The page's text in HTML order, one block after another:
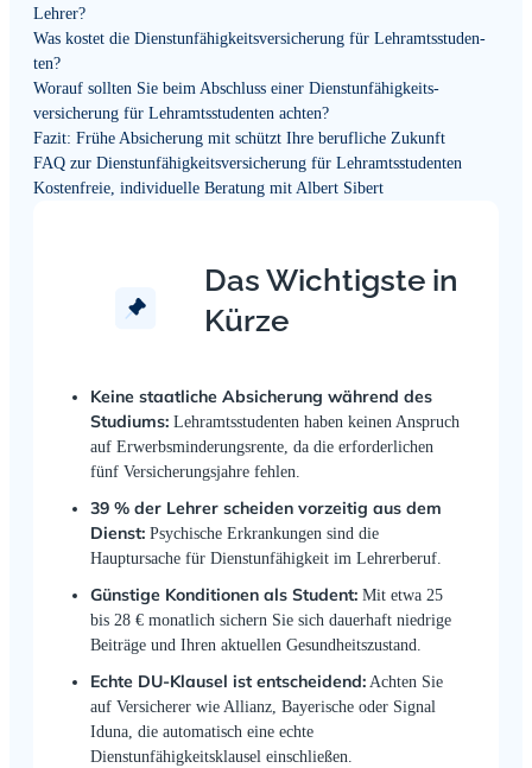
Lehrer?
Was kostet die Dienst­unfähig­keits­versicher­ung für Lehr­amts­studen­
ten?
Worauf sollten Sie beim Abschluss einer Dienst­unfähig­keits­
versicher­ung für Lehramtsstudenten achten?
Fazit: Frühe Absicherung mit schützt Ihre berufliche Zukunft
FAQ zur Dienst­unfähig­keits­versicher­ung für Lehr­amts­studen­ten
Kostenfreie, individuelle Beratung mit Albert Sibert
Das Wichtigste in
Kürze
Keine staatliche Absicherung während des
Studiums: Lehramtsstudenten haben keinen Anspruch
auf Erwerbsminderungsrente, da die erforderlichen
fünf Versicherungsjahre fehlen.
39 % der Lehrer scheiden vorzeitig aus dem
Dienst: Psychische Erkrankungen sind die
Hauptursache für Dienstunfähigkeit im Lehrerberuf.
Günstige Konditionen als Student: Mit etwa 25
bis 28 € monatlich sichern Sie sich dauerhaft niedrige
Beiträge und Ihren aktuellen Gesundheitszustand.
Echte DU-Klausel ist entscheidend: Achten Sie
auf Versicherer wie Allianz, Bayerische oder Signal
Iduna, die automatisch eine echte
Dienstunfähigkeitsklausel einschließen.